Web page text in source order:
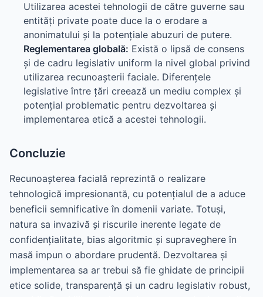
Utilizarea acestei tehnologii de către guverne sau
entități private poate duce la o erodare a
anonimatului și la potențiale abuzuri de putere.
Reglementarea globală: Există o lipsă de consens
și de cadru legislativ uniform la nivel global privind
utilizarea recunoașterii faciale. Diferențele
legislative între țări creează un mediu complex și
potențial problematic pentru dezvoltarea și
implementarea etică a acestei tehnologii.
Concluzie
Recunoașterea facială reprezintă o realizare
tehnologică impresionantă, cu potențialul de a aduce
beneficii semnificative în domenii variate. Totuși,
natura sa invazivă și riscurile inerente legate de
confidențialitate, bias algoritmic și supraveghere în
masă impun o abordare prudentă. Dezvoltarea și
implementarea sa ar trebui să fie ghidate de principii
etice solide, transparență și un cadru legislativ robust,